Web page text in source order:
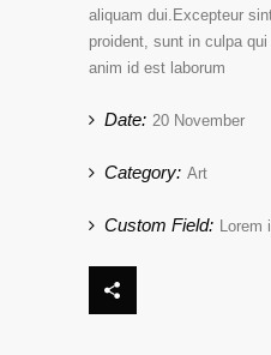
aliquam dui.Excepteur
proident, sunt in culpa
anim id est laborum
Date: 20 November
Category: Art
Custom Field: Lorem